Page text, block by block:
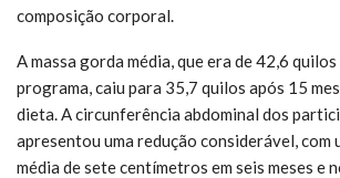
composição corporal.
A massa gorda média, que era de 42,6
programa, caiu para 35,7 quilos após 15
dieta. A circunferência abdominal dos
apresentou uma redução considerável, com
média de sete centímetros em seis meses e